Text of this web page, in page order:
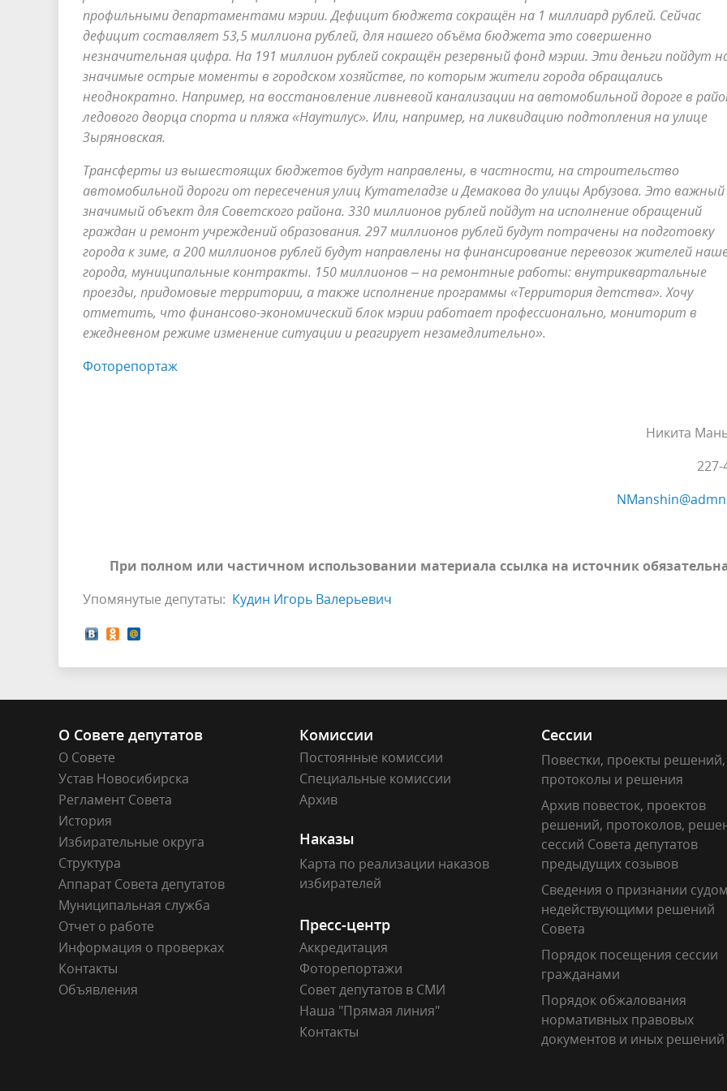
профильными департаментами мэрии. Дефицит бюджета сокращён на 1 миллиард рублей. Сейчас
дефицит составляет 53,5 миллиона рублей, для нашего объёма бюджета это совершенно
незначительная цифра. На 191 миллион рублей сокращён резервный фонд мэрии. Эти деньги пойдут
значимые острые моменты в городском хозяйстве, по которым жители города обращались
неоднократно. Например, на восстановление ливневой канализации на автомобильной дороге в
ледового дворца спорта и пляжа «Наутилус». Или, например, на ликвидацию подтопления на улице
Зыряновская.
Трансферты из вышестоящих бюджетов будут направлены, в частности, на строительство
автомобильной дороги от пересечения улиц Кутателадзе и Демакова до улицы Арбузова. Это
значимый объект для Советского района. 330 миллионов рублей пойдут на исполнение обращений
граждан и ремонт учреждений образования. 297 миллионов рублей будут потрачены на подготовку
города к зиме, а 200 миллионов рублей будут направлены на финансирование перевозок жителей
города, муниципальные контракты. 150 миллионов – на ремонтные работы: внутриквартальные
проезды, придомовые территории, а также исполнение программы «Территория детства». Хочу
отметить, что финансово-экономический блок мэрии работает профессионально, мониторит в
ежедневном режиме изменение ситуации и реагирует незамедлительно».
Фоторепортаж
Никита
227-
При полном или частичном использовании материала ссылка на источник
Упомянутые депутаты: Кудин Игорь Валерьевич
О Совете депутатов
О Совете
Устав Новосибирска
Регламент Совета
История
Избирательные округа
Структура
Аппарат Совета депутатов
Муниципальная служба
Отчет о работе
Информация о проверках
Контакты
Объявления
Комиссии
Постоянные комиссии
Специальные комиссии
Архив
Сессии
Повестки, проекты решений,
протоколы и решения
Архив повесток, проектов
решений, протоколов,
сессий Совета депутатов
предыдущих созывов
Сведения о признании судом
недействующими решений
Совета
Порядок посещения сессии
гражданами
Порядок обжалования
нормативных правовых
документов и иных решений
Наказы
Карта по реализации наказов
избирателей
Пресс-центр
Аккредитация
Фоторепортажи
Совет депутатов в СМИ
Наша "Прямая линия"
Контакты